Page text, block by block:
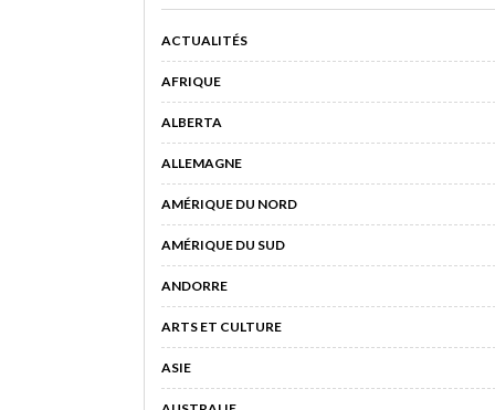
ACTUALITÉS
AFRIQUE
ALBERTA
ALLEMAGNE
AMÉRIQUE DU NORD
AMÉRIQUE DU SUD
ANDORRE
ARTS ET CULTURE
ASIE